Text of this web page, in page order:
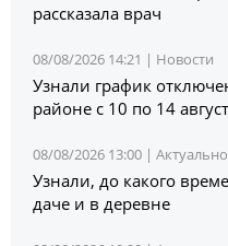
рассказала врач
08/08/2026 14:21 | Новости
Узнали график
районе с 10 по 14
08/08/2026 13:00 | Актуально
Узнали, до какого
даче и в деревне